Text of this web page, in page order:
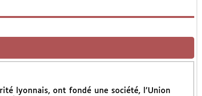
lyonnais, ont fondé une société, l’Union